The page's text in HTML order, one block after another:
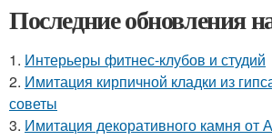
Последние обновления
1. Интерьеры фитнес-клубов и студий
2. Имитация кирпичной кладки из
советы
3. Имитация декоративного камня от